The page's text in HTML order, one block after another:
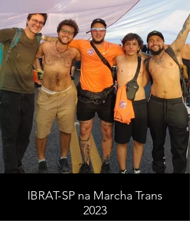
IBRAT-SP na Marcha Trans
2023